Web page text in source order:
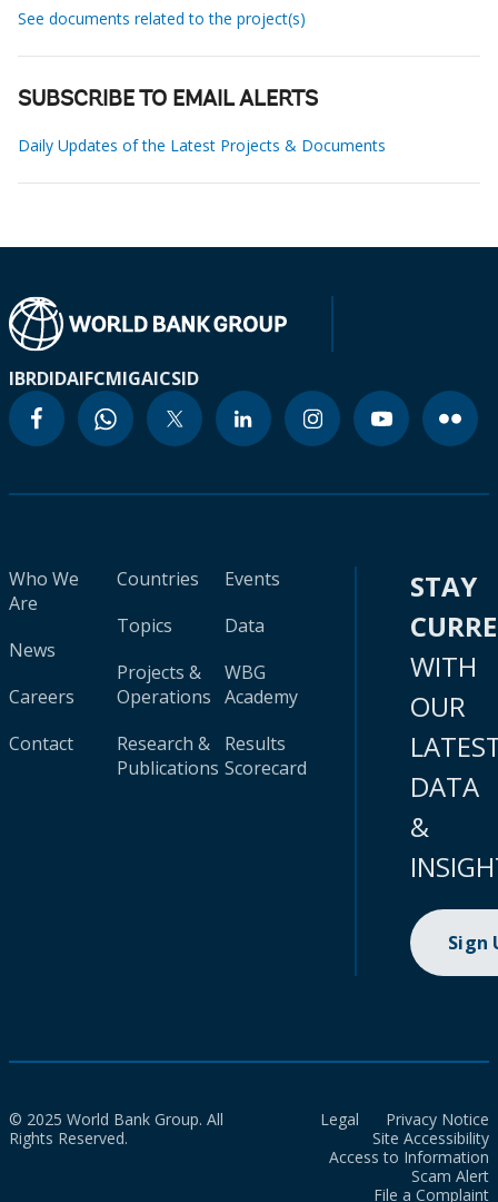
See documents related to the project(s)
SUBSCRIBE TO EMAIL ALERTS
Daily Updates of the Latest Projects & Documents
IBRDIDAIFCMIGAICSID
Who We
Are
News
Careers
Contact
Countries
Topics
Projects &
Operations
Research &
Publications
Events
Data
WBG
Academy
Results
Scorecard
STAY
WITH
OUR
DATA
&
Sign
© 2025 World Bank Group. All
Rights Reserved.
Legal
Privacy Notice
Site Accessibility
Access to Information
Scam Alert
File a Complaint